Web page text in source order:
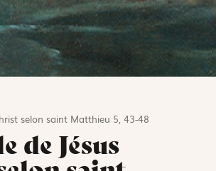
selon saint Matthieu 5, 43-48
de Jésus